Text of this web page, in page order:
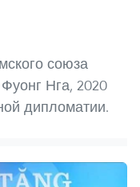
союза
Нга, 2020
дипломатии.